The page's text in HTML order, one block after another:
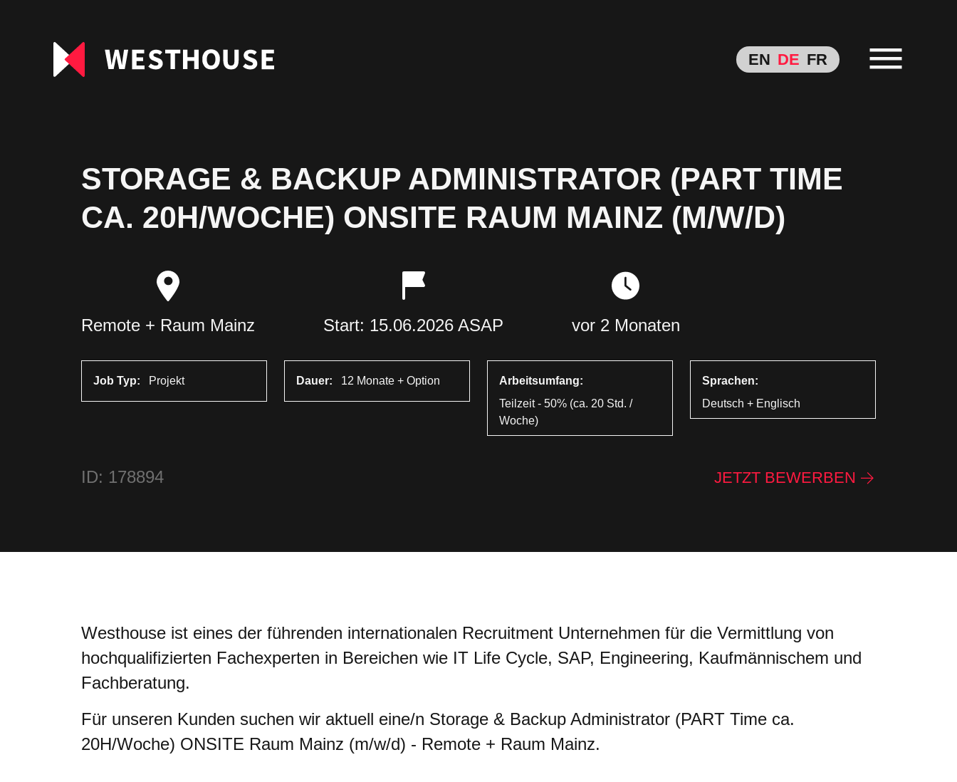
EN DE FR
STORAGE & BACKUP ADMINISTRATOR (PART TIME
CA. 20H/WOCHE) ONSITE RAUM MAINZ (M/W/D)
Remote + Raum Mainz Start: 15.06.2026 ASAP vor 2 Monaten
Job Typ: Projekt Dauer: 12 Monate + Option
Arbeitsumfang:
Teilzeit - 50% (ca. 20 Std. /
Woche)
Sprachen:
Deutsch + Englisch
ID: 178894 JETZT BEWERBEN
Westhouse ist eines der führenden internationalen Recruitment Unternehmen für die Vermittlung von
hochqualifizierten Fachexperten in Bereichen wie IT Life Cycle, SAP, Engineering, Kaufmännischem und
Fachberatung.
Für unseren Kunden suchen wir aktuell eine/n Storage & Backup Administrator (PART Time ca.
20H/Woche) ONSITE Raum Mainz (m/w/d) - Remote + Raum Mainz.